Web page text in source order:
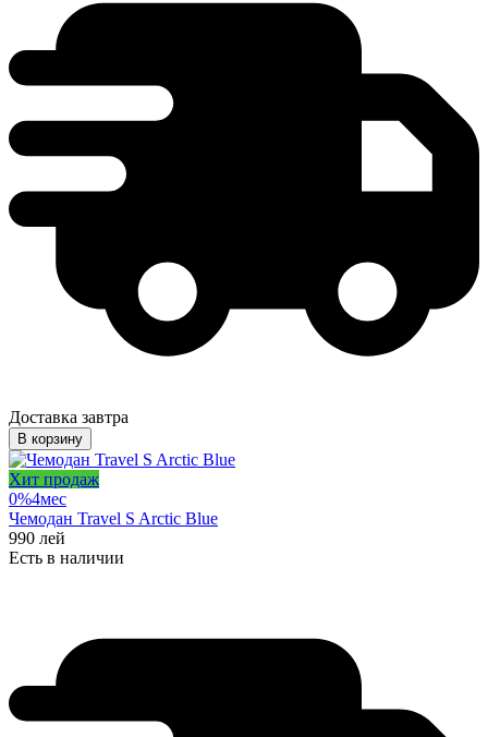
Доставка завтра
В корзину
Хит продаж
0%4мес
Чемодан Travel S Arctic Blue
990 лей
Есть в наличии